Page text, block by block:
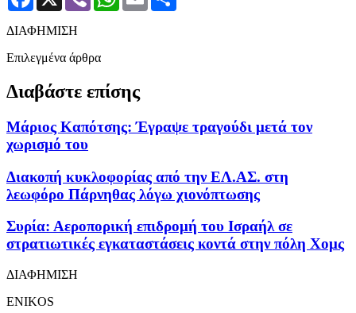
ΔΙΑΦΗΜΙΣΗ
Επιλεγμένα άρθρα
Διαβάστε επίσης
Μάριος Καπότσης: Έγραψε τραγούδι μετά τον
χωρισμό του
Διακοπή κυκλοφορίας από την ΕΛ.ΑΣ. στη
λεωφόρο Πάρνηθας λόγω χιονόπτωσης
Συρία: Αεροπορική επιδρομή του Ισραήλ σε
στρατιωτικές εγκαταστάσεις κοντά στην πόλη Χομς
ΔΙΑΦΗΜΙΣΗ
ENIKOS